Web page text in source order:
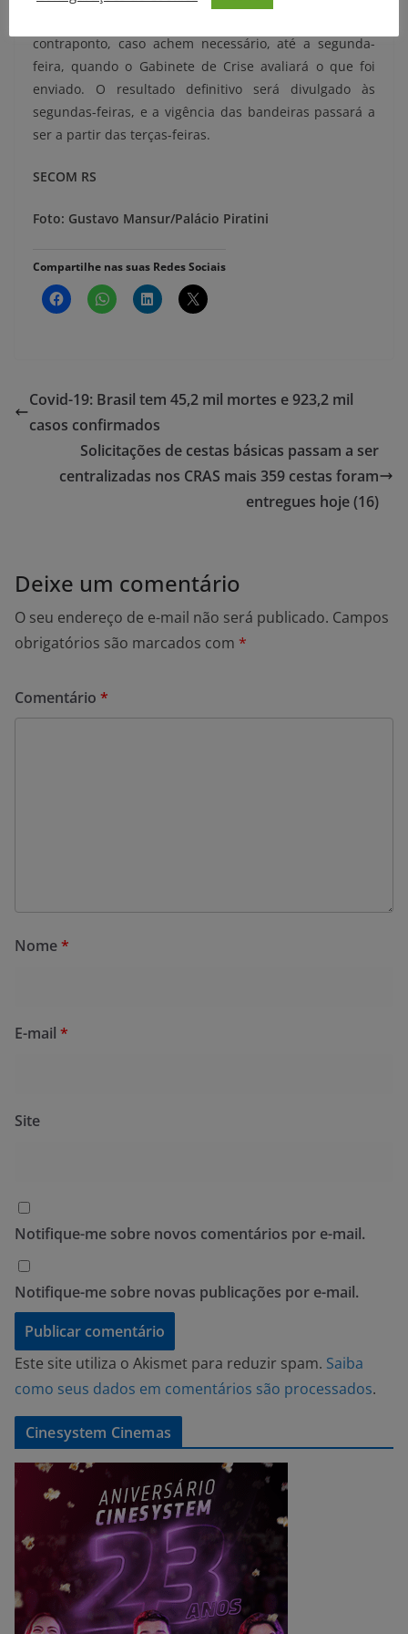
contraponto, caso achem necessário, até a segunda-
feira, quando o Gabinete de Crise avaliará o que foi
enviado. O resultado definitivo será divulgado às
segundas-feiras, e a vigência das bandeiras passará a
ser a partir das terças-feiras.
SECOM RS
Foto: Gustavo Mansur/Palácio Piratini
Compartilhe nas suas Redes Sociais
Covid-19: Brasil tem 45,2 mil mortes e 923,2 mil
casos confirmados
Solicitações de cestas básicas passam a ser
centralizadas nos CRAS mais 359 cestas foram
entregues hoje (16)
Deixe um comentário
O seu endereço de e-mail não será publicado. Campos
obrigatórios são marcados com *
Comentário *
Nome*
E-mail *
Site
Notifique-me sobre novos comentários por e-mail.
Notifique-me sobre novas publicações por e-mail.
Este site utiliza o Akismet para reduzir spam. Saiba
como seus dados em comentários são processados.
Cinesystem Cinemas